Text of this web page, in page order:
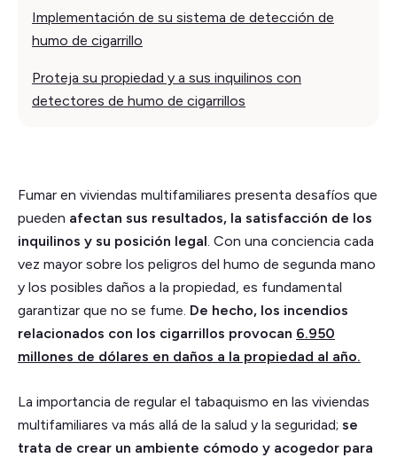
Implementación de su sistema de detección de
humo de cigarrillo
Proteja su propiedad y a sus inquilinos con
detectores de humo de cigarrillos
Fumar en viviendas multifamiliares presenta desafíos que
pueden afectan sus resultados, la satisfacción de los
inquilinos y su posición legal. Con una conciencia cada
vez mayor sobre los peligros del humo de segunda mano
y los posibles daños a la propiedad, es fundamental
garantizar que no se fume. De hecho, los incendios
relacionados con los cigarrillos provocan 6.950
millones de dólares en daños a la propiedad al año.
La importancia de regular el tabaquismo en las viviendas
multifamiliares va más allá de la salud y la seguridad; se
trata de crear un ambiente cómodo y acogedor para